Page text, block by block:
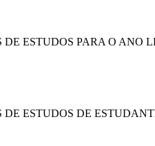
ESTUDOS PARA O ANO
ESTUDOS DE